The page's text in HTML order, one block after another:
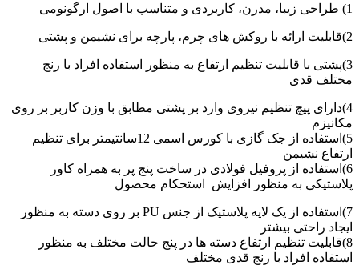
1) طراحی زیبا، مدرن، کاربردی و متناسب با اصول ارگونومی
2)قابلیت ارائه با روکش های چرم، پارچه برای نشیمن و پشتی
3)پشتی با قابلیت تنظیم ارتفاع به منظور استفاده افراد با رنج
مختلف قدی
4)دارای پیچ تنظیم نیروی وارد بر پشتی مطابق با وزن کاربر بر روی
مکانیزم
5)استفاده از جک گازی با کورس اسمی 12سانتیمتر برای تنظیم
ارتفاع نشیمن
6)استفاده از پروفیل فولادی در ساخت پنج پر به همراه کاور
پلاستیکی به منظور افزایش استحکام محصول
7)استفاده از یک لایه پلاستیک از جنس PU بر روی دسته به منظور
ایجاد راحتی بیشتر
8)قابلیت تنظیم ارتفاع دسته ها در پنج حالت مختلف به منظور
استفاده افراد با رنج قدی مختلف